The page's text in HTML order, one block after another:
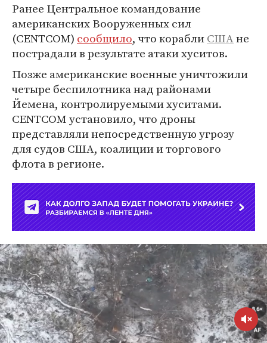
Ранее Центральное командование
американских Вооруженных сил
(CENTCOM) сообщило, что кораблиСШАне
пострадали в результате атаки хуситов.
Позже американские военные уничтожили
четыре беспилотника над районами
Йемена, контролируемыми хуситами.
CENTCOM установило, что дроны
представляли непосредственную угрозу
для судов США, коалиции и торгового
флота в регионе.